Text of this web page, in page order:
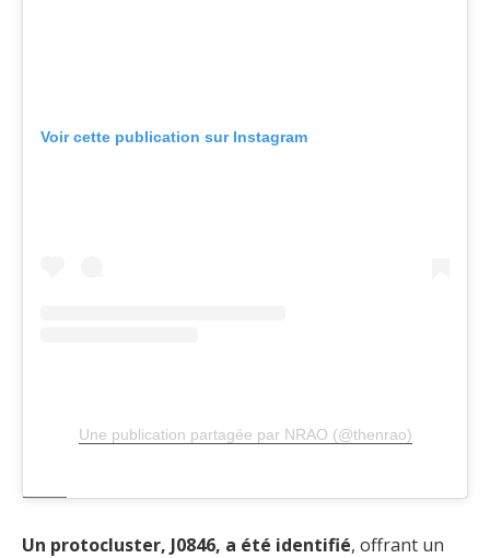
Voir cette publication sur Instagram
Une publication partagée par NRAO (@thenrao)
Un protocluster, J0846, a été identifié, offrant un